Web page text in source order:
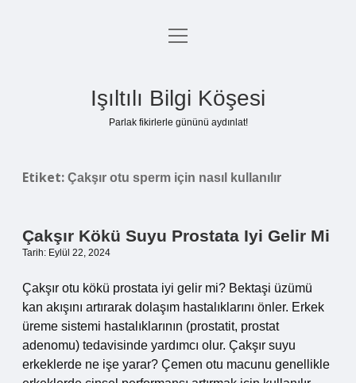
Anasayfa
Yasal Uyarı
menüyü
Işıltılı Bilgi Köşesi
Parlak fikirlerle gününü aydınlat!
Etiket: Çakşır otu sperm için nasıl kullanılır
Çakşır Kökü Suyu Prostata Iyi Gelir Mi
Tarih: Eylül 22, 2024
Çakşır otu kökü prostata iyi gelir mi? Bektaşi üzümü
kan akışını artırarak dolaşım hastalıklarını önler. Erkek
üreme sistemi hastalıklarının (prostatit, prostat
adenomu) tedavisinde yardımcı olur. Çakşır suyu
erkeklerde ne işe yarar? Çemen otu macunu genellikle